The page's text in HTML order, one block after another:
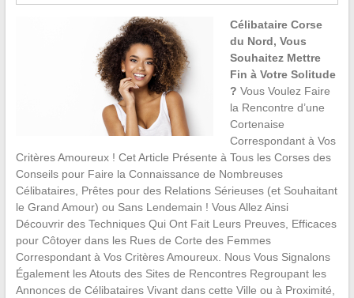
Célibataire Corse
du Nord, Vous
Souhaitez Mettre
Fin à Votre Solitude
? Vous Voulez Faire
la Rencontre d’une
Cortenaise
Correspondant à Vos
Critères Amoureux ! Cet Article Présente à Tous les Corses des
Conseils pour Faire la Connaissance de Nombreuses
Célibataires, Prêtes pour des Relations Sérieuses (et Souhaitant
le Grand Amour) ou Sans Lendemain ! Vous Allez Ainsi
Découvrir des Techniques Qui Ont Fait Leurs Preuves, Efficaces
pour Côtoyer dans les Rues de Corte des Femmes
Correspondant à Vos Critères Amoureux. Nous Vous Signalons
Également les Atouts des Sites de Rencontres Regroupant les
Annonces de Célibataires Vivant dans cette Ville ou à Proximité,